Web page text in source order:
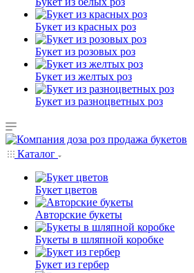
Букет из красных роз
Букет из розовых роз
Букет из желтых роз
Букет из разноцветных роз
Каталог
Букет цветов
Авторские букеты
Букеты в шляпной коробке
Букет из гербер